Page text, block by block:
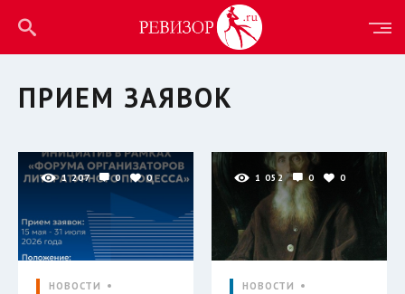
ПРИЕМ ЗАЯВОК
1 207 0 0
НОВОСТИ
1 052 0 0
НОВОСТИ